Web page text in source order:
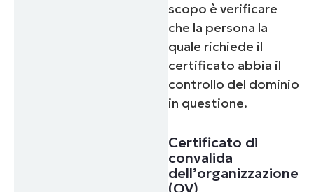
scopo è verificare
che la persona la
quale richiede il
certificato abbia il
controllo del dominio
in questione.
Certificato di
convalida
dell’organizzazione